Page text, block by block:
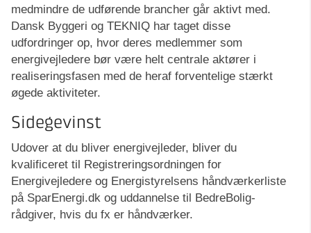
medmindre de udførende brancher går aktivt med.
Dansk Byggeri og TEKNIQ har taget disse
udfordringer op, hvor deres medlemmer som
energivejledere bør være helt centrale aktører i
realiseringsfasen med de heraf forventelige stærkt
øgede aktiviteter.
Sidegevinst
Udover at du bliver energivejleder, bliver du
kvalificeret til Registreringsordningen for
Energivejledere og Energistyrelsens håndværkerliste
på SparEnergi.dk og uddannelse til BedreBolig-
rådgiver, hvis du fx er håndværker.